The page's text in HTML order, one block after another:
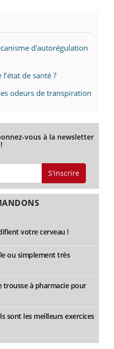
d'autorégulation
de santé ?
odeurs de transpiration
vous à la newsletter
!
S'inscrire
votre cerveau !
ou simplement très
trousse à pharmacie pour
sont les meilleurs exercices